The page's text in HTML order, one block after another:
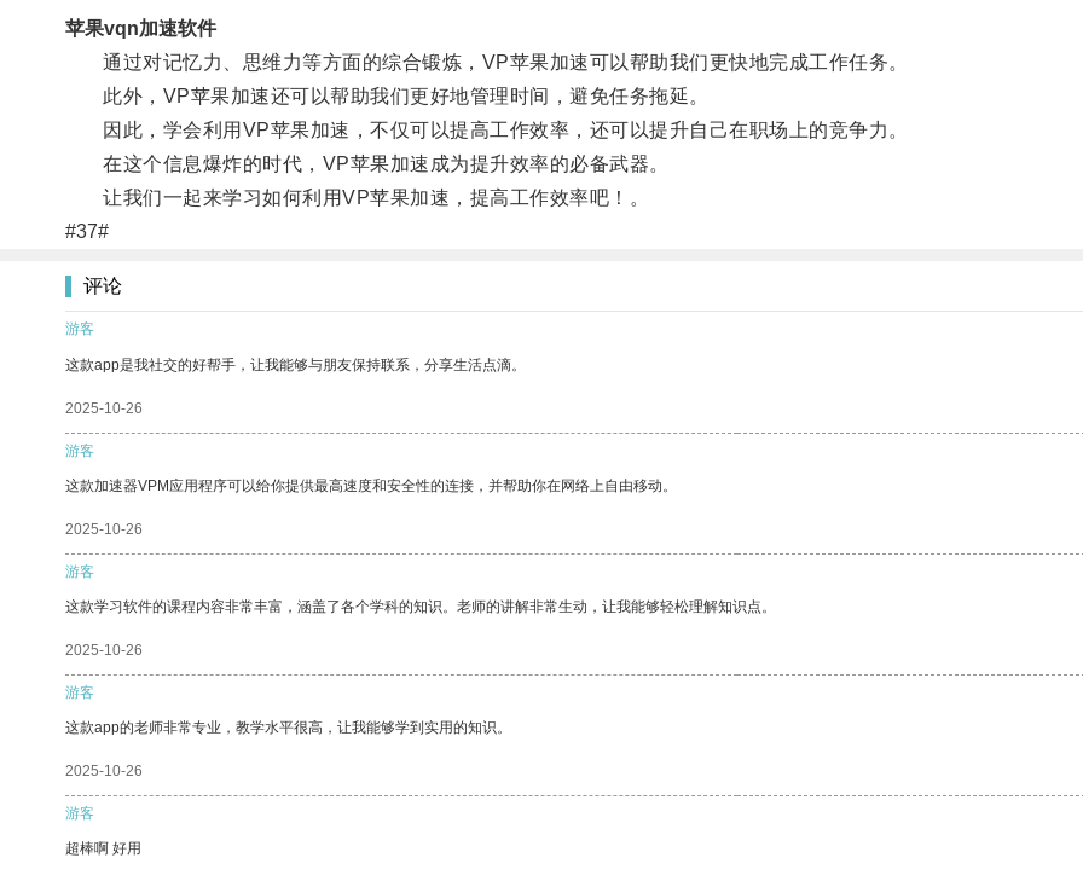
苹果vqn加速软件
通过对记忆力、思维力等方面的综合锻炼，VP苹果加速可以帮助我们更快地完成工作任务。
此外，VP苹果加速还可以帮助我们更好地管理时间，避免任务拖延。
因此，学会利用VP苹果加速，不仅可以提高工作效率，还可以提升自己在职场上的竞争力。
在这个信息爆炸的时代，VP苹果加速成为提升效率的必备武器。
让我们一起来学习如何利用VP苹果加速，提高工作效率吧！。
#37#
评论
游客
这款app是我社交的好帮手，让我能够与朋友保持联系，分享生活点滴。
2025-10-26
游客
这款加速器VPM应用程序可以给你提供最高速度和安全性的连接，并帮助你在网络上自由移动。
2025-10-26
游客
这款学习软件的课程内容非常丰富，涵盖了各个学科的知识。老师的讲解非常生动，让我能够轻松理解知识点。
2025-10-26
游客
这款app的老师非常专业，教学水平很高，让我能够学到实用的知识。
2025-10-26
游客
超棒啊 好用